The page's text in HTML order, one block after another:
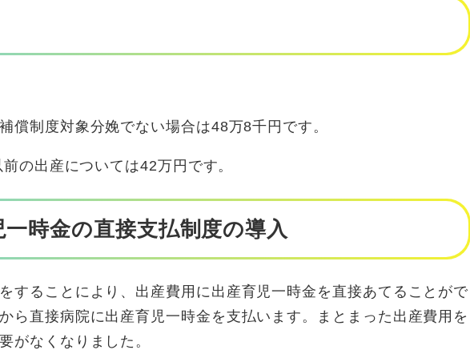
償制度対象分娩でない場合は48万8千円です。
の出産については42万円です。
一時金の直接支払制度の導入
することにより、出産費用に出産育児一時金を直接あてることがで
ら直接病院に出産育児一時金を支払います。まとまった出産費用を
がなくなりました。